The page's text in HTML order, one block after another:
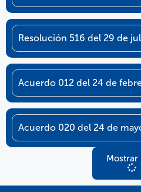
Resolución 516 del 29 de
Acuerdo 012 del 24 de
Acuerdo 020 del 24 de
Mostrar